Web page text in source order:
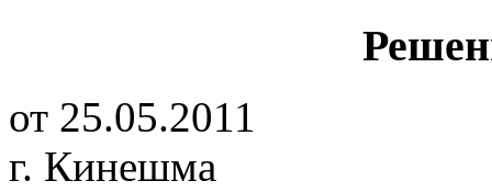
от 25.05.2011
г. Кинешма